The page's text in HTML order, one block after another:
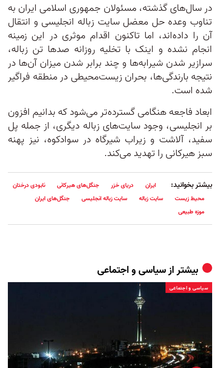
در سال‌های گذشته، مسئولان جمهوری اسلامی ایران به
تناوب وعده حل معضل سایت زباله انجلیسی و انتقال
آن را داده‌اند، اما تاکنون اقدام موثری در این زمینه
انجام نشده و اینک با تخلیه روزانه صدها تن زباله،
سرازیر شدن شیرابه‌ها و چند برابر شدن میزان آن‌ها در
نتیجه بارندگی‌ها، بحران زیست‌محیطی در منطقه فراگیر
شده است.
ابعاد فاجعه هنگامی گسترده‌تر می‌شود که بدانیم افزون
بر انجلیسی، وجود سایت‌های زباله دیگری، از جمله پل
سفید، آلاشت و زیراب شیرگاه در سوادکوه، نیز پهنه
سبز هیرکانی را تهدید می‌کند.
بیشتر بخوانید: ایران دریای خزر جنگل‌های هیرکانی
نابودی درختان
محیط زیست
سایت زباله سایت زباله انجلیسی
جنگل‌های ایران
موزه طبیعی
بیشتر ازسیاسی و اجتماعی
سیاسی و اجتماعی